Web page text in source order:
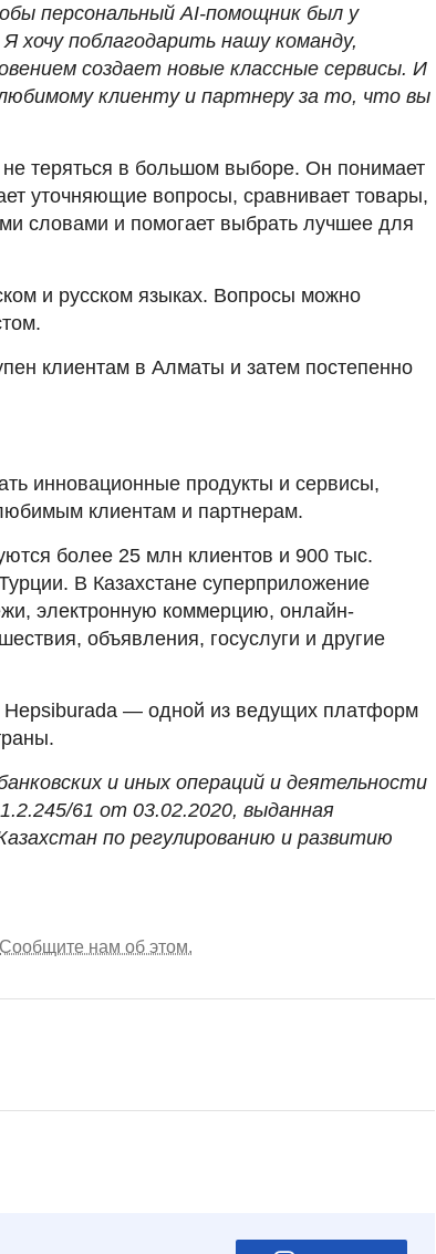
персональный AI-помощник был у
хочу поблагодарить нашу команду,
создает новые классные сервисы. И
клиенту и партнеру за то, что вы
не теряться в большом выборе. Он понимает
уточняющие вопросы, сравнивает товары,
словами и помогает выбрать лучшее для
и русском языках. Вопросы можно
клиентам в Алматы и затем постепенно
инновационные продукты и сервисы,
клиентам и партнерам.
более 25 млн клиентов и 900 тыс.
В Казахстане суперприложение
электронную коммерцию, онлайн-
объявления, госуслуги и другие
Hepsiburada — одной из ведущих платформ
и иных операций и деятельности
61 от 03.02.2020, выданная
по регулированию и развитию
Сообщите нам об этом.